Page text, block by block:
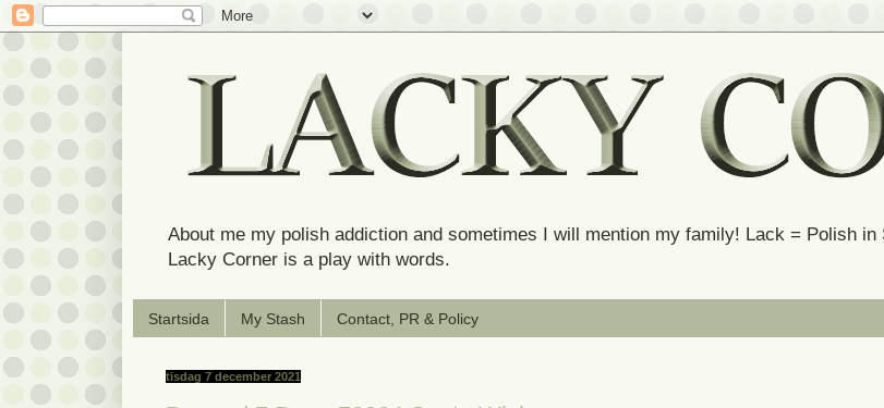
About me my polish addiction and sometimes I will mention my family! Lack = Polish
Lacky Corner is a play with words.
Startsida My Stash Contact, PR & Policy
tisdag 7 december 2021